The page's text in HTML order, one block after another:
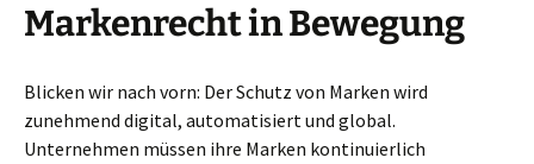
Markenrecht in Bewegung
Blicken wir nach vorn: Der Schutz von Marken wird
zunehmend digital, automatisiert und global.
Unternehmen müssen ihre Marken kontinuierlich